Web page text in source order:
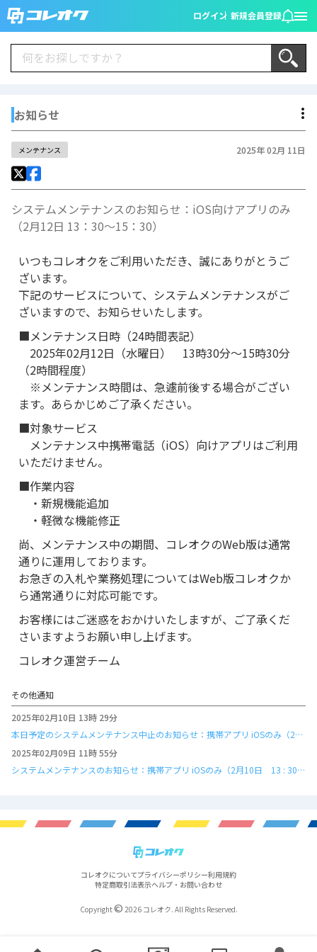
ログイン 新規会員登録
お知らせ
メンテナンス 2025年 02月 11日
システムメンテナンスのお知らせ：iOS向けアプリのみ
（2月12日 13：30～15：30）
いつもコレオクをご利用いただき、誠にありがとうご
ざいます。
下記のサービスについて、システムメンテナンスがご
ざいますので、お知らせいたします。
■メンテナンス日時（24時間表記）
2025年02月12日（水曜日） 13時30分～15時30分
（2時間程度）
※メンテナンス時間は、急遽前後する場合がござい
ます。あらかじめご了承ください。
■対象サービス
メンテナンス中携帯電話（iOS）向けアプリはご利用
いただけません。
■作業内容
・新規機能追加
・軽微な機能修正
尚、メンテナンス中の期間、コレオクのWeb版は通常
通りに運用しております。
お急ぎの入札や業務処理についてはWeb版コレオクか
ら通常通りに対応可能です。
お客様にはご迷惑をおかけいたしますが、ご了承くだ
さいますようお願い申し上げます。
コレオク運営チーム
その他通知
2025年02月10日 13時 29分
本日予定のシステムメンテナンス中止のお知らせ：携帯アプリ iOSのみ（2月
10日 13 : 30 ～ 15 : 30）
2025年02月09日 11時 55分
システムメンテナンスのお知らせ：携帯アプリ iOSのみ（2月10日 13 : 30
コレオクについてプライバシーポリシー利用規約
特定商取引法表示ヘルプ・お問い合わせ
Copyright© 2026 コレオク. All Rights Reserved.